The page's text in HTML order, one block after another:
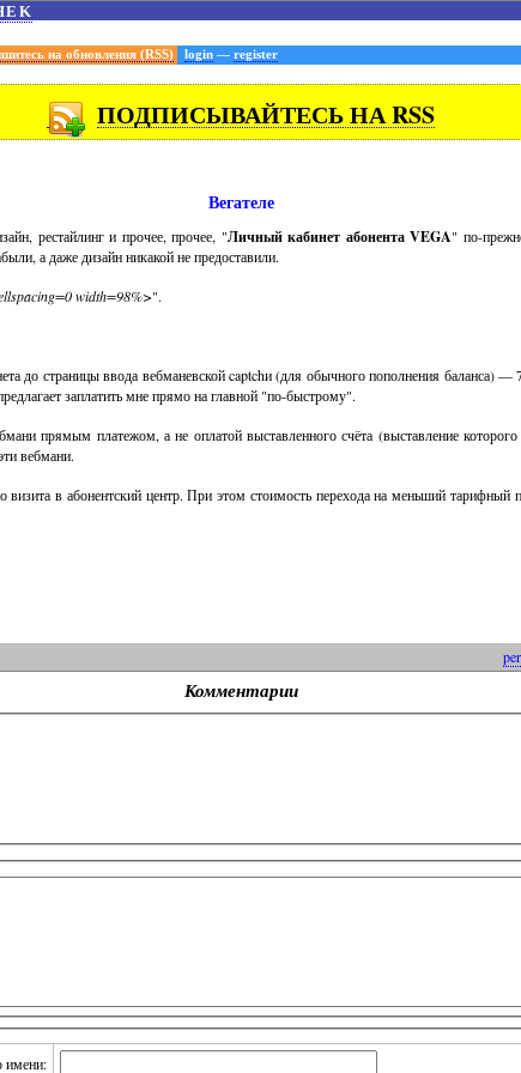
на обновления (RSS) login — register
ПОДПИСЫВАЙТЕСЬ НА RSS
Вегателе
рестайлинг и прочее, прочее, "Личный кабинет абонента VEGA" по-
а даже дизайн никакой не предоставили.
width=98%>".
до страницы ввода вебманевской captchи (для обычного пополнения баланса)
заплатить мне прямо на главной "по-быстрому".
прямым платежом, а не оплатой выставленного счёта (выставление
вебмани.
в абонентский центр. При этом стоимость перехода на меньший
Комментарии
имени: